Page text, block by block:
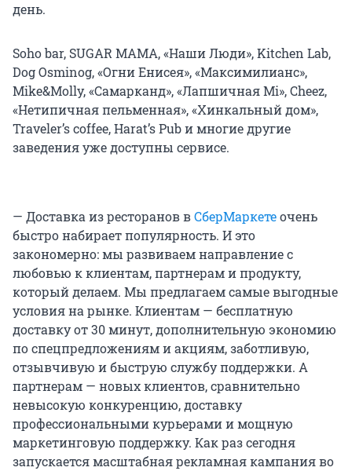
день.
Soho bar, SUGAR MAMA, «Наши Люди», Kitchen Lab,
Dog Osminog, «Огни Енисея», «Максимилианс»,
Mike&Molly, «Самарканд», «Лапшичная Mi», Cheez,
«Нетипичная пельменная», «Хинкальный дом»,
Traveler’s coffee, Harat’s Pub и многие другие
заведения уже доступны сервисе.
— Доставка из ресторанов вСберМаркетеочень
быстро набирает популярность. И это
закономерно: мы развиваем направление с
любовью к клиентам, партнерам и продукту,
который делаем. Мы предлагаем самые выгодные
условия на рынке. Клиентам — бесплатную
доставку от 30 минут, дополнительную экономию
по спецпредложениям и акциям, заботливую,
отзывчивую и быструю службу поддержки. А
партнерам — новых клиентов, сравнительно
невысокую конкуренцию, доставку
профессиональными курьерами и мощную
маркетинговую поддержку. Как раз сегодня
запускается масштабная рекламная кампания во